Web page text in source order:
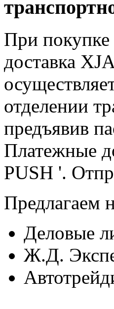
При покупке
доставка
отделении
предъявив
Платежные
PUSH '.
Предлагаем
Деловые
Ж.Д.